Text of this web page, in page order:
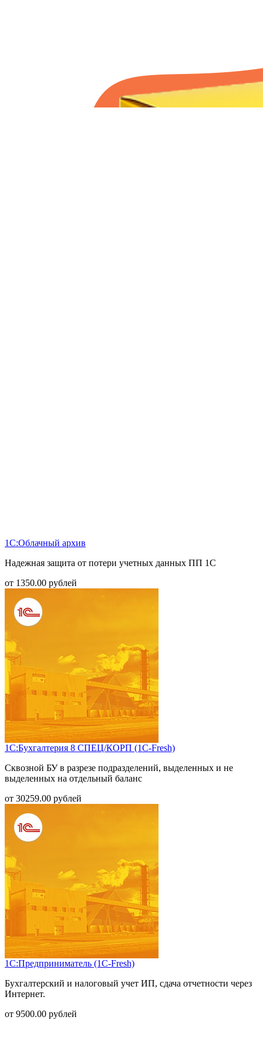
1С:Облачный архив
Надежная защита от потери учетных данных ПП 1С
от 1350.00 рублей
1С:Бухгалтерия 8 СПЕЦ/КОРП (1С-Fresh)
Сквозной БУ в разрезе подразделений, выделенных и не
выделенных на отдельный баланс
от 30259.00 рублей
1С:Предприниматель (1С-Fresh)
Бухгалтерский и налоговый учет ИП, сдача отчетности через
Интернет.
от 9500.00 рублей